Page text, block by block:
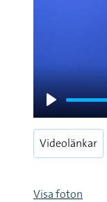
Play
Videolänkar
Visa foton